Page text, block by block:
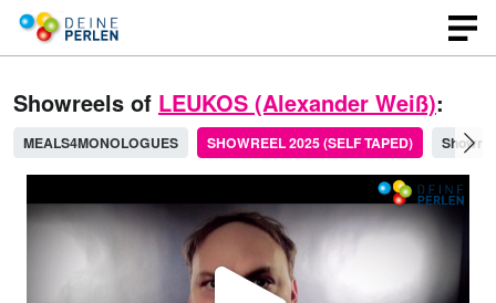
Showreels of LEUKOS (Alexander Weiß):
MEALS4MONOLOGUES SHOWREEL 2025 (SELF TAPED)